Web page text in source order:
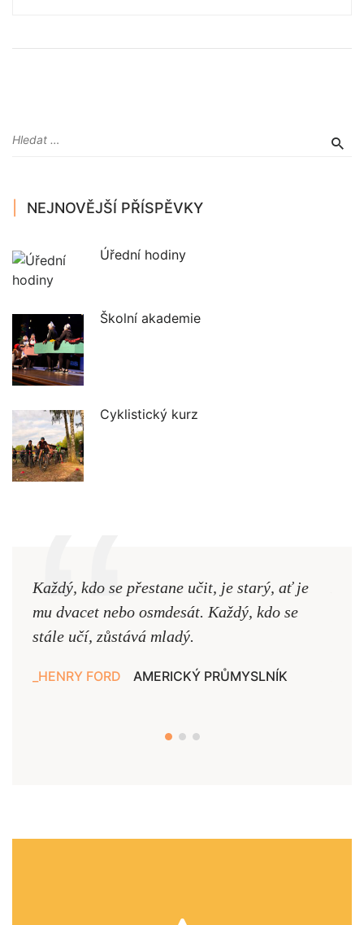
NEJNOVĚJŠÍ PŘÍSPĚVKY
Úřední hodiny
Školní akademie
Cyklistický kurz
Každý, kdo se přestane učit, je starý, ať je
mu dvacet nebo osmdesát. Každý, kdo se
stále učí, zůstává mladý.
HENRY FORD AMERICKÝ PRŮMYSLNÍK